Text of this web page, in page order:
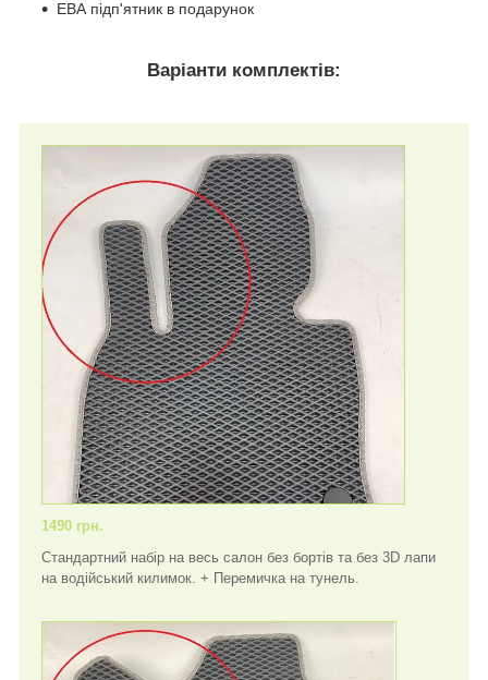
ЕВА підп'ятник в подарунок
Варіанти комплектів:
1490 грн.
Стандартний набір на весь салон без бортів та без 3D лапи
на водійський килимок. + Перемичка на тунель.